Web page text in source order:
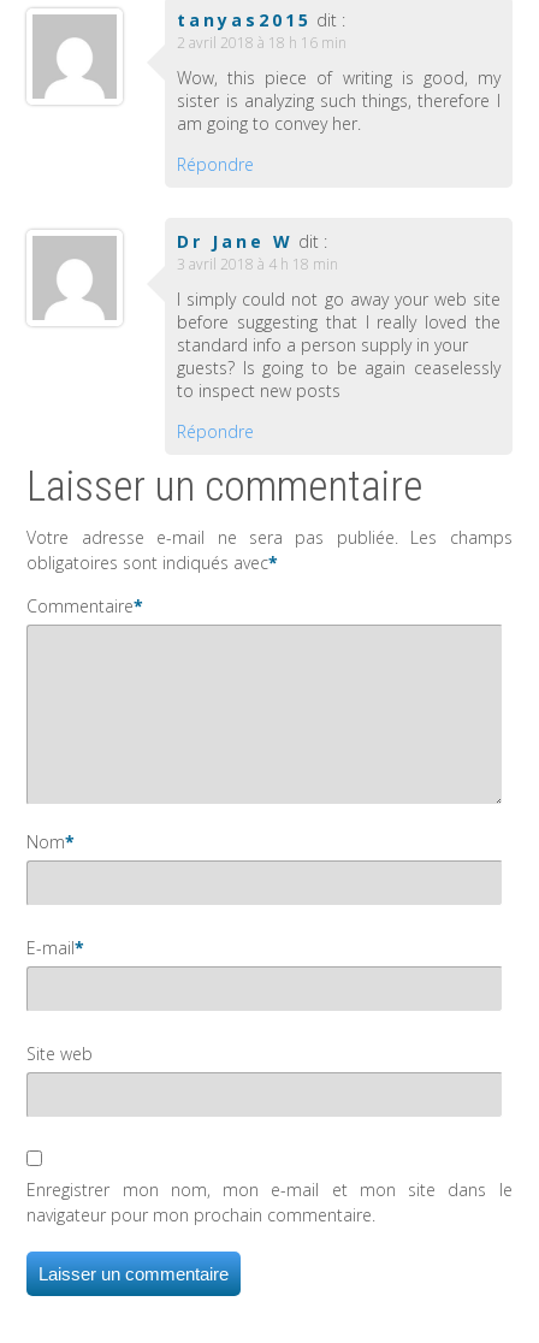
tanyas2015 dit :
2 avril 2018 à 18 h 16 min
Wow, this piece of writing is good, my
sister is analyzing such things, therefore I
am going to convey her.
Répondre
Dr Jane W dit :
3 avril 2018 à 4 h 18 min
I simply could not go away your web site
before suggesting that I really loved the
standard info a person supply in your
guests? Is going to be again ceaselessly
to inspect new posts
Répondre
Laisser un commentaire
Votre adresse e-mail ne sera pas publiée.
Les champs
obligatoires sont indiqués avec*
Commentaire*
Nom*
E-mail*
Site web
Enregistrer mon nom, mon e-mail et mon site dans le
navigateur pour mon prochain commentaire.